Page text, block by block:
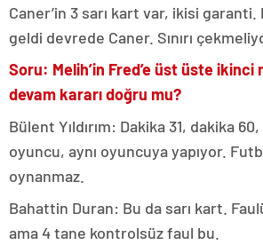
Caner’in 3 sarı kart var, ikisi
geldi devrede Caner. Sınırı
Soru: Melih’in Fred’e üst üste
devam kararı doğru mu?
Bülent Yıldırım: Dakika 31, dakika
oyuncu, aynı oyuncuya yapıyor.
oynanmaz.
Bahattin Duran: Bu da sarı kart.
ama 4 tane kontrolsüz faul bu.